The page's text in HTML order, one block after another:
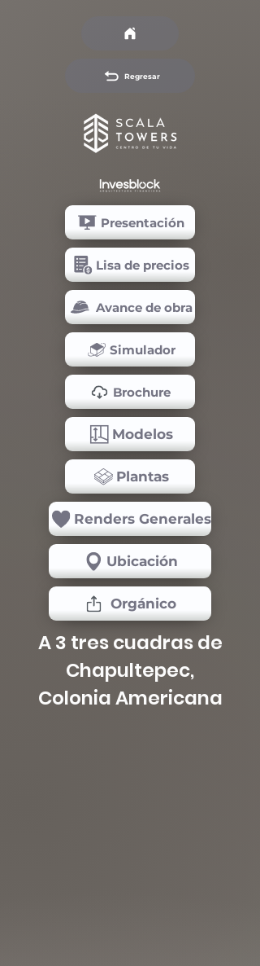
Regresar
Presentación
Lisa de precios
Avance de obra
Simulador
Brochure
Modelos
Plantas
Renders Generales
Ubicación
Orgánico
A 3 tres cuadras de
Chapultepec,
Colonia Americana